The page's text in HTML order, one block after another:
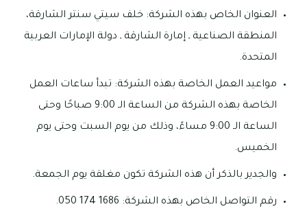
العنوان الخاص بهذه الشركة: خلف سيتي سنتر الشارقة،
المنطقة الصناعية ـ إمارة الشارقة ـ دولة الإمارات العربية
المتحدة.
مواعيد العمل الخاصة بهذه الشركة: تبدأ ساعات العمل
الخاصة بهذه الشركة من الساعة الـ 9:00 صباحًا وحتى
الساعة الـ 9:00 مساءً، وذلك من يوم السبت وحتى يوم
الخميس.
والجدير بالذكر أن هذه الشركة تكون مغلقة يوم الجمعة.
رقم التواصل الخاص بهذه الشركة: 1686 174 050.